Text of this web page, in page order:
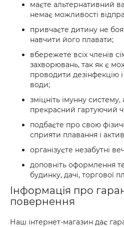
маєте альтернативний
немає можливості
привчаєте дитину не
навчити його плавати;
вбережете всіх членів
захворювань, так як є
проводити дезінфекцію
води;
зміцніть імунну
прекрасний гартуючий
подбаєте про свою
сприяти плавання і
організуєте незабутні
доповніть оформлення
будинку, дачі, торгової
Інформація про
повернення
Наш інтернет-магазин дає